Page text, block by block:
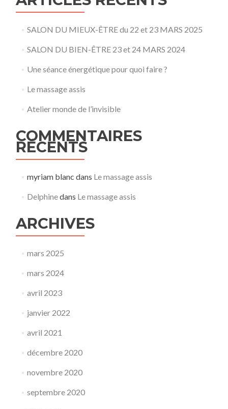
SALON DU MIEUX-ÊTRE du 22 et 23 MARS 2025
SALON DU BIEN-ÊTRE 23 et 24 MARS 2024
Une séance énergétique pour quoi faire ?
Le massage assis
Atelier monde de l’invisible
COMMENTAIRES
RÉCENTS
myriam blanc dans Le massage assis
Delphinedans Le massage assis
ARCHIVES
mars 2025
mars 2024
avril 2023
janvier 2022
avril 2021
décembre 2020
novembre 2020
septembre 2020